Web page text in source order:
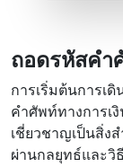
ถอดรหัสคํา
การเริ่มต้นการเ
คําศัพท์ทางการเ
เชี่ยวชาญเป็นสิ่ง
ผ่านกลยุทธ์และ